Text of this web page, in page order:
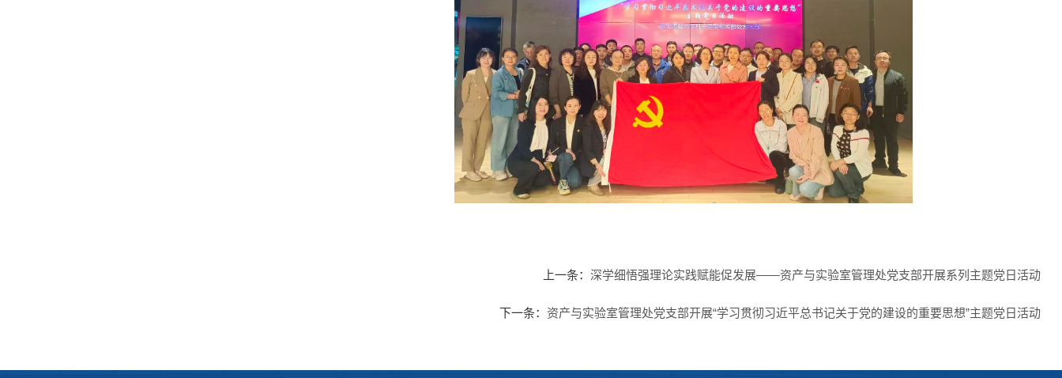
上一条：深学细悟强理论实践赋能促发展——资产与实验室管理处党支部开展系列主题党日活动
下一条： 资产与实验室管理处党支部开展“学习贯彻习近平总书记关于党的建设的重要思想”主题党日活动